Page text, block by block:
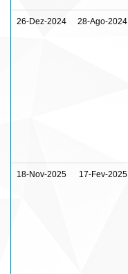
26-Dez-2024 28-Ago-2024
18-Nov-2025 17-Fev-2025